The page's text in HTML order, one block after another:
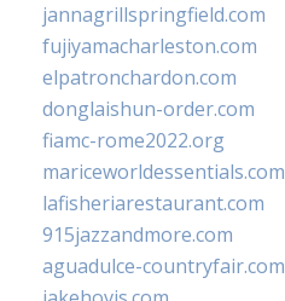
jannagrillspringfield.com
fujiyamacharleston.com
elpatronchardon.com
donglaishun-order.com
fiamc-rome2022.org
mariceworldessentials.com
lafisheriarestaurant.com
915jazzandmore.com
aguadulce-countryfair.com